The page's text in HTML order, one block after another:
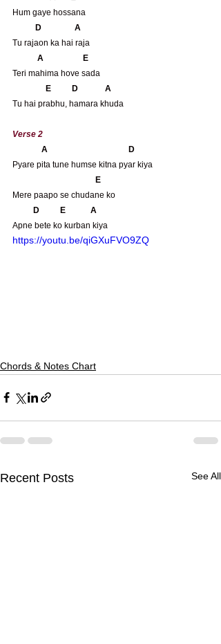
Hum gaye hossana
          D                A
Tu rajaon ka hai raja
A                   E
Teri mahima hove sada
               E          D             A
Tu hai prabhu, hamara khuda
Verse 2
A                                       D
Pyare pita tune humse kitna pyar kiya
                                       E
Mere paapo se chudane ko
   D          E            A
Apne bete ko kurban kiya
https://youtu.be/qiGXuFVO9ZQ
Chords & Notes Chart
Recent Posts See All